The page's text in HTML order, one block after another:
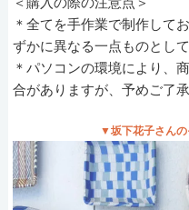
＊全てを手作業で制作して
ずかに異なる一点ものとし
＊パソコンの環境により、
合がありますが、予めご了承
▼坂下花子さん